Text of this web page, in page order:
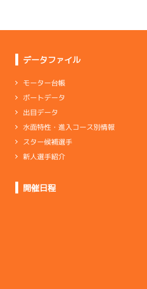
データファイル
モーター台帳
ボートデータ
出目データ
水面特性・進入コース別情報
スター候補選手
新人選手紹介
開催日程